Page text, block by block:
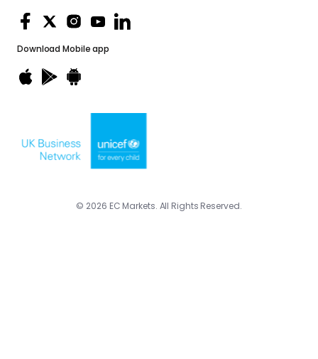
Download Mobile app
© 2026 EC Markets. All Rights Reserved.